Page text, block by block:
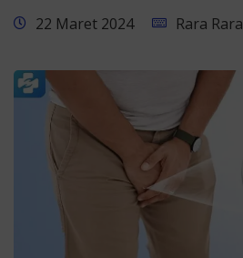
22 Maret 2024 Rara Rara